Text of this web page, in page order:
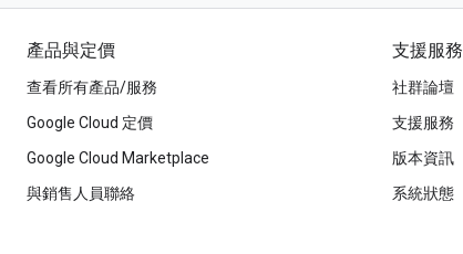
產品與定價
查看所有產品/服務
Google Cloud 定價
Google Cloud Marketplace
與銷售人員聯絡
支援服務
社群論壇
支援服務
版本資訊
系統狀態